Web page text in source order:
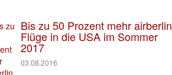
Bis zu 50 Prozent mehr airberlin
Flüge in die USA im Sommer
2017
03.08.2016